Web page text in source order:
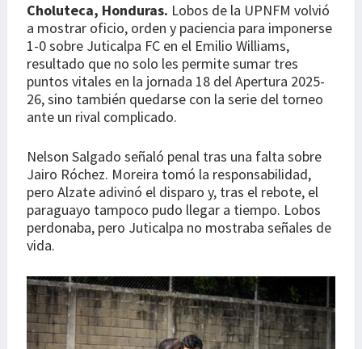
Choluteca, Honduras. Lobos de la UPNFM volvió
a mostrar oficio, orden y paciencia para imponerse
1-0 sobre Juticalpa FC en el Emilio Williams,
resultado que no solo les permite sumar tres
puntos vitales en la jornada 18 del Apertura 2025-
26, sino también quedarse con la serie del torneo
ante un rival complicado.
Nelson Salgado señaló penal tras una falta sobre
Jairo Róchez. Moreira tomó la responsabilidad,
pero Alzate adivinó el disparo y, tras el rebote, el
paraguayo tampoco pudo llegar a tiempo. Lobos
perdonaba, pero Juticalpa no mostraba señales de
vida.